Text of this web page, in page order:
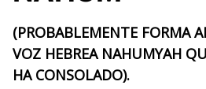
(PROBABLEMENTE FORMA
VOZ HEBREA NAHUMYAH
HA CONSOLADO).